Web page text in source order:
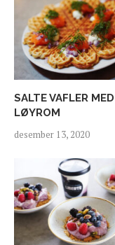
SALTE VAFLER MED
LØYROM
desember 13, 2020